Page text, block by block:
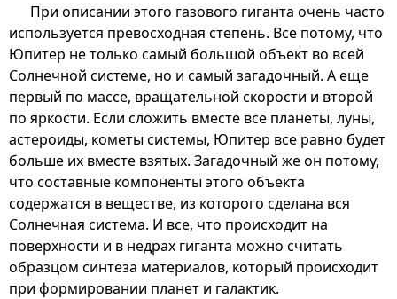
При описании этого газового гиганта очень часто
используется превосходная степень. Все потому, что
Юпитер не только самый большой объект во всей
Солнечной системе, но и самый загадочный. А еще
первый по массе, вращательной скорости и второй
по яркости. Если сложить вместе все планеты, луны,
астероиды, кометы системы, Юпитер все равно будет
больше их вместе взятых. Загадочный же он потому,
что составные компоненты этого объекта
содержатся в веществе, из которого сделана вся
Солнечная система. И все, что происходит на
поверхности и в недрах гиганта можно считать
образцом синтеза материалов, который происходит
при формировании планет и галактик.